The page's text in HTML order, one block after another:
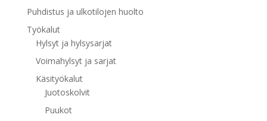
Puhdistus ja ulkotilojen huolto
Työkalut
Hylsyt ja hylsysarjat
Voimahylsyt ja sarjat
Käsityökalut
Juotoskolvit
Puukot